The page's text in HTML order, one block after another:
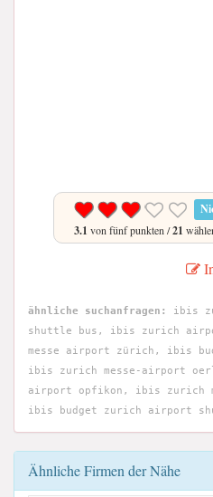
3.1 von fünf punkten /21
ähnliche suchanfragen:
ibis
shuttle bus, ibis zurich
messe airport zürich, ibis
ibis zurich messe-airport
airport opfikon, ibis zurich
ibis budget zurich airport
Ähnliche Firmen der Nähe